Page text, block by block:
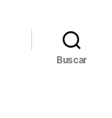
Buscar